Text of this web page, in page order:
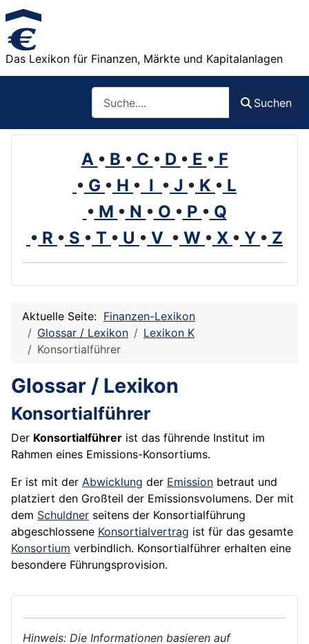
Das Lexikon für Finanzen, Märkte und Kapitalanlagen
Suchen
A • B • C • D • E • F
• G • H • I • J • K • L
• M • N • O • P • Q
• R • S • T • U • V • W • X • Y • Z
Aktuelle Seite: Finanzen-Lexikon
Glossar / Lexikon
Lexikon K
Konsortialführer
Glossar / Lexikon
Konsortialführer
Der Konsortialführer ist das führende Institut im
Rahmen eines Emissions-Konsortiums.
Er ist mit der Abwicklung der Emission betraut und
platziert den Großteil der Emissionsvolumens. Der mit
dem Schuldner seitens der Konsortialführung
abgeschlossene Konsortialvertrag ist für das gesamte
Konsortium verbindlich. Konsortialführer erhalten eine
besondere Führungsprovision.
Hinweis: Die Informationen basieren auf